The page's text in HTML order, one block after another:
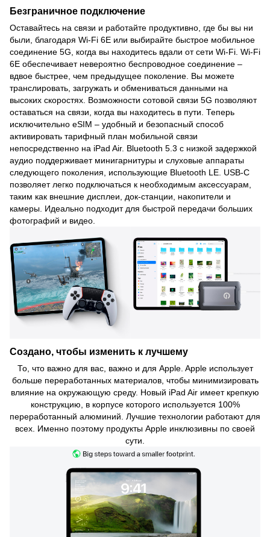
Безграничное подключение
Оставайтесь на связи и работайте продуктивно, где бы вы ни
были, благодаря Wi-Fi 6E или выбирайте быстрое мобильное
соединение 5G, когда вы находитесь вдали от сети Wi-Fi. Wi-Fi
6E обеспечивает невероятно беспроводное соединение –
вдвое быстрее, чем предыдущее поколение. Вы можете
транслировать, загружать и обмениваться данными на
высоких скоростях. Возможности сотовой связи 5G позволяют
оставаться на связи, когда вы находитесь в пути. Теперь
исключительно eSIM – удобный и безопасный способ
активировать тарифный план мобильной связи
непосредственно на iPad Air. Bluetooth 5.3 с низкой задержкой
аудио поддерживает минигарнитуры и слуховые аппараты
следующего поколения, использующие Bluetooth LE. USB-C
позволяет легко подключаться к необходимым аксессуарам,
таким как внешние дисплеи, док-станции, накопители и
камеры. Идеально подходит для быстрой передачи больших
фотографий и видео.
Создано, чтобы изменить к лучшему
То, что важно для вас, важно и для Apple. Apple использует
больше переработанных материалов, чтобы минимизировать
влияние на окружающую среду. Новый iPad Air имеет крепкую
конструкцию, в корпусе которого используется 100%
переработанный алюминий. Лучшие технологии работают для
всех. Именно поэтому продукты Apple инклюзивны по своей
сути.